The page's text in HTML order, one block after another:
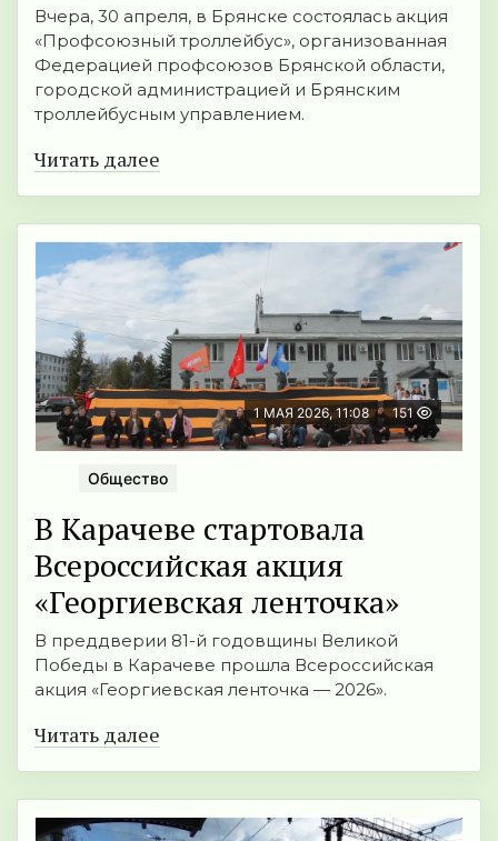
Вчера, 30 апреля, в Брянске состоялась акция
«Профсоюзный троллейбус», организованная
Федерацией профсоюзов Брянской области,
городской администрацией и Брянским
троллейбусным управлением.
Читать далее
1 МАЯ 2026, 11:08 151
Общество
В Карачеве стартовала
Всероссийская акция
«Георгиевская ленточка»
В преддверии 81-й годовщины Великой
Победы в Карачеве прошла Всероссийская
акция «Георгиевская ленточка — 2026».
Читать далее